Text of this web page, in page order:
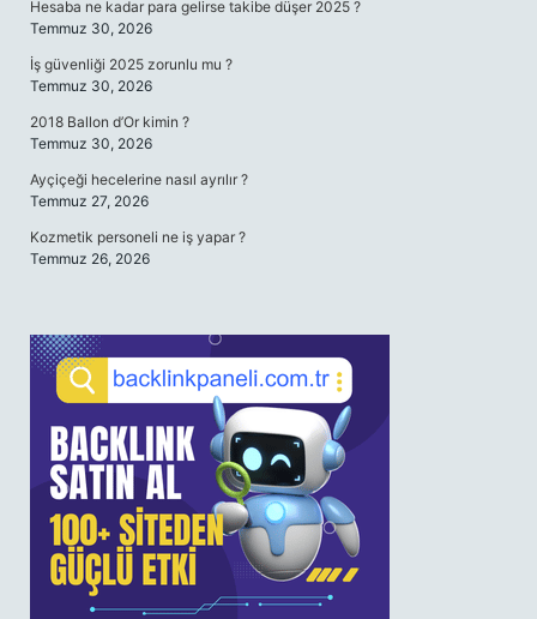
Hesaba ne kadar para gelirse takibe düşer 2025 ?
Temmuz 30, 2026
İş güvenliği 2025 zorunlu mu ?
Temmuz 30, 2026
2018 Ballon d’Or kimin ?
Temmuz 30, 2026
Ayçiçeği hecelerine nasıl ayrılır ?
Temmuz 27, 2026
Kozmetik personeli ne iş yapar ?
Temmuz 26, 2026